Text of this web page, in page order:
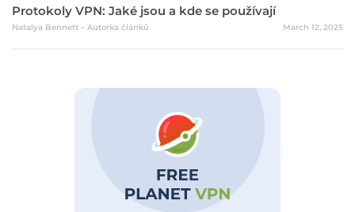
Protokoly VPN: Jaké jsou a kde se používají
Natalya Bennett – Autorka článků March 12, 2025